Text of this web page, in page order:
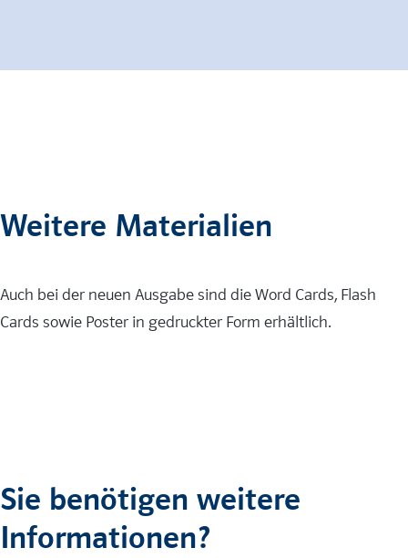
Weitere Materialien
Auch bei der neuen Ausgabe sind die Word Cards, Flash
Cards sowie Poster in gedruckter Form erhältlich.
Sie benötigen weitere
Informationen?